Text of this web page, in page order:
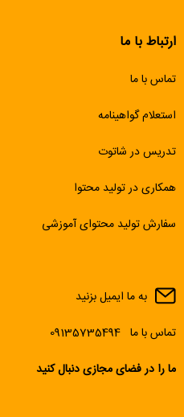
ارتباط با ما
تماس با ما
استعلام گواهینامه
تدریس در شاتوت
همکاری در تولید محتوا
سفارش تولید محتوای آموزشی
به ما ایمیل بزنید
تماس با ما 09135735494
ما را در فضای مجازی دنبال کنید